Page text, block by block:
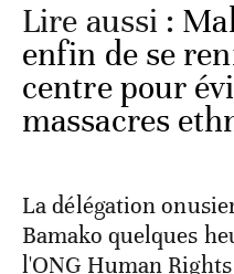
Lire aussi :
enfin de se
centre pour
massacres
La délégation
Bamako quelques
l'ONG Human